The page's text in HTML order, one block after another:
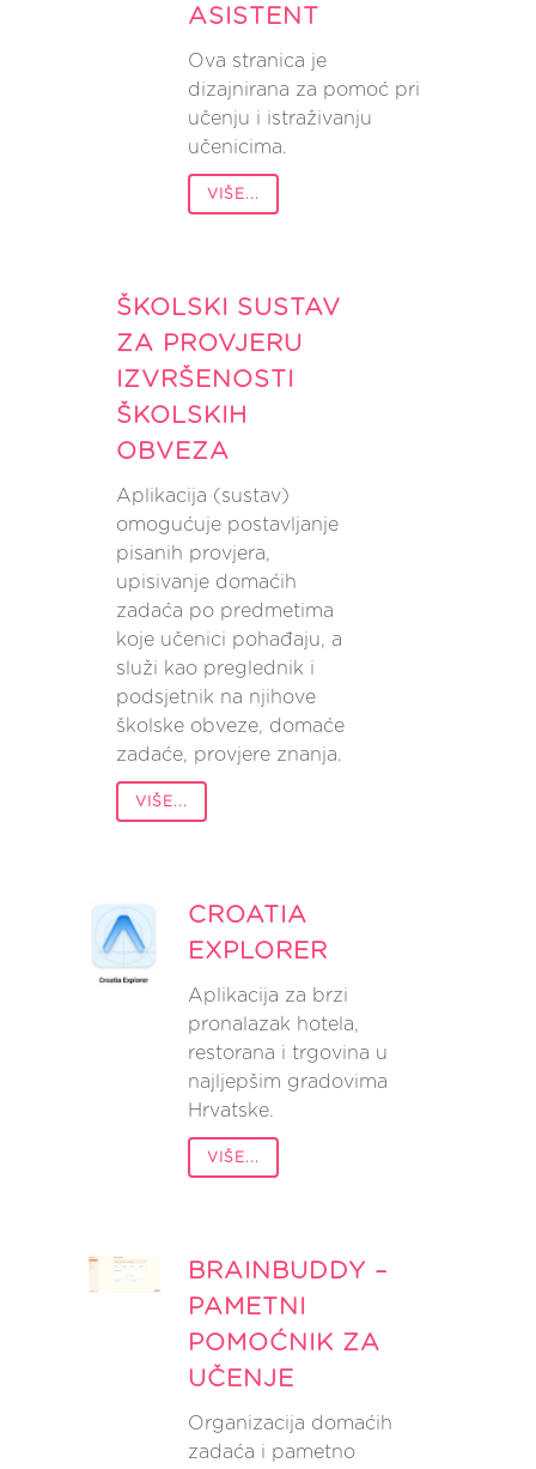
ASISTENT
Ova stranica je
dizajnirana za pomoć pri
učenju i istraživanju
učenicima.
VIŠE...
ŠKOLSKI SUSTAV
ZA PROVJERU
IZVRŠENOSTI
ŠKOLSKIH
OBVEZA
Aplikacija (sustav)
omogućuje postavljanje
pisanih provjera,
upisivanje domaćih
zadaća po predmetima
koje učenici pohađaju, a
služi kao preglednik i
podsjetnik na njihove
školske obveze, domaće
zadaće, provjere znanja.
VIŠE...
CROATIA
EXPLORER
Aplikacija za brzi
pronalazak hotela,
restorana i trgovina u
najljepšim gradovima
Hrvatske.
VIŠE...
BRAINBUDDY –
PAMETNI
POMOĆNIK ZA
UČENJE
Organizacija domaćih
zadaća i pametno